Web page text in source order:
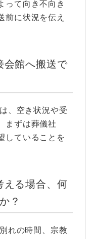
って向き不向き
前に状況を伝え
会館へ搬送で
、空き状況や受
まずは葬儀社
していることを
える場合、何
？
れの時間、宗教